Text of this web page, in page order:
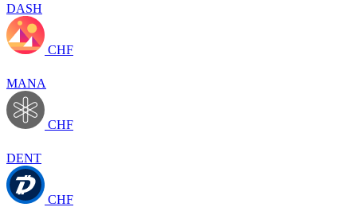
DASH
CHF
MANA
CHF
DENT
CHF